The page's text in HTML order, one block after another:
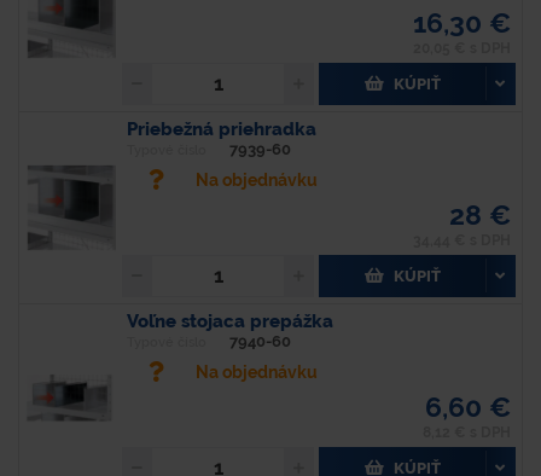
16,30 €
KÚPIŤ
Priebežná priehradka
7939-60
Na objednávku
28 €
KÚPIŤ
Voľne stojaca prepážka
7940-60
Na objednávku
6,60 €
KÚPIŤ